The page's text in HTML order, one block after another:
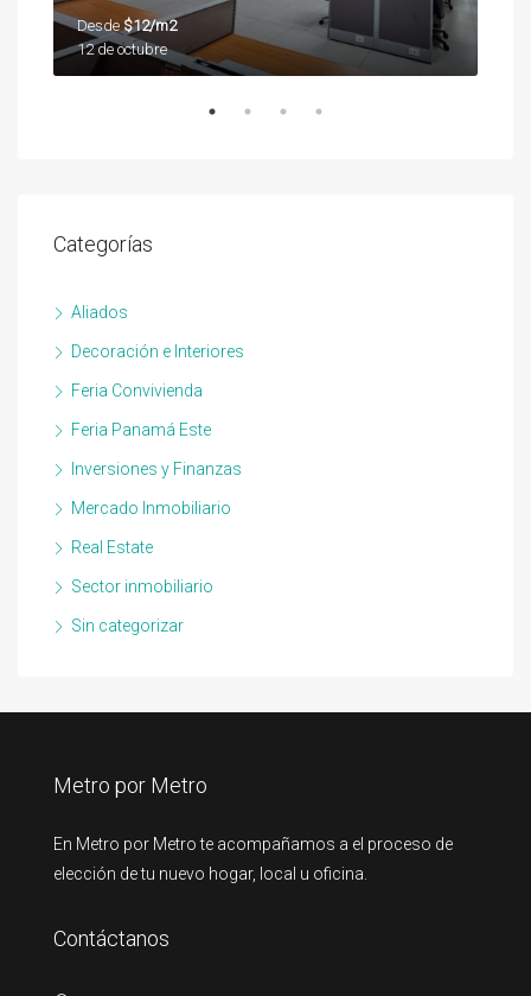
Desde $12/m2
12 de octubre
Categorías
Aliados
Decoración e Interiores
Feria Convivienda
Feria Panamá Este
Inversiones y Finanzas
Mercado Inmobiliario
Real Estate
Sector inmobiliario
Sin categorizar
Metro por Metro
En Metro por Metro te acompañamos a el proceso de
elección de tu nuevo hogar, local u oficina.
Contáctanos